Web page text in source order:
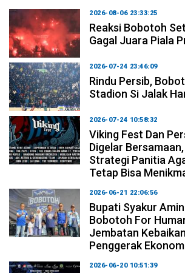
2026-08-06 23:33:25
Reaksi Bobotoh
Gagal Juara Piala
2026-07-24 23:46:09
Rindu Persib,
Stadion Si Jalak
2026-07-24 10:58:32
Viking Fest Dan
Digelar
Strategi Panitia
Tetap Bisa
2026-06-21 22:06:56
Bupati Syakur
Bobotoh For
Jembatan
Penggerak
2026-06-20 10:51:39